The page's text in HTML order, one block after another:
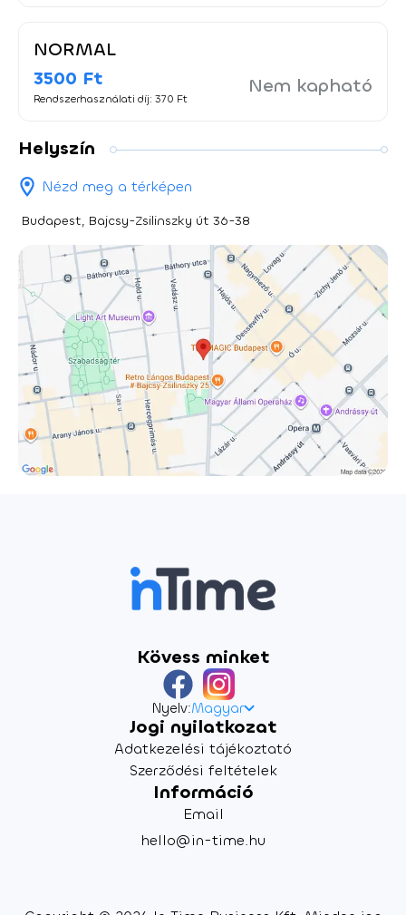
NORMAL
3500 Ft
Rendszerhasználati díj: 370 Ft
Nem kapható
Helyszín
Nézd meg a térképen
Budapest, Bajcsy-Zsilinszky út 36-38
Kövess minket
Nyelv:Magyar
Jogi nyilatkozat
Adatkezelési tájékoztató
Szerződési feltételek
Információ
Email
hello@in-time.hu